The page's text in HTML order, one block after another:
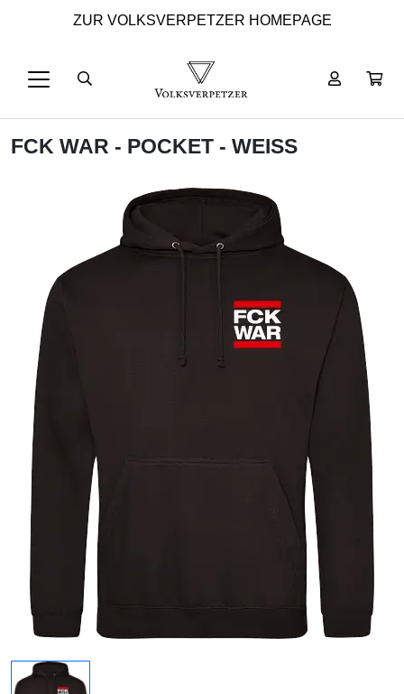
ZUR VOLKSVERPETZER HOMEPAGE
FCK WAR - POCKET - WEISS